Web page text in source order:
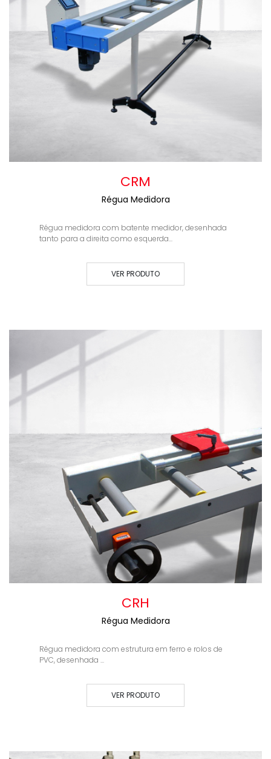
CRM
Régua Medidora
Régua medidora com batente medidor, desenhada
tanto para a direita como esquerda...
VER PRODUTO
CRH
Régua Medidora
Régua medidora com estrutura em ferro e rolos de
PVC, desenhada ...
VER PRODUTO